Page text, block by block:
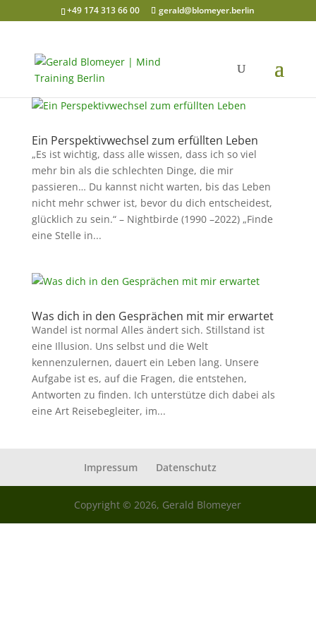
+49 174 313 66 00 gerald@blomeyer.berlin
Ein Perspektivwechsel zum erfüllten Leben
„Es ist wichtig, dass alle wissen, dass ich so viel
mehr bin als die schlechten Dinge, die mir
passieren… Du kannst nicht warten, bis das Leben
nicht mehr schwer ist, bevor du dich entscheidest,
glücklich zu sein.“ – Nightbirde (1990 –2022) „Finde
eine Stelle in...
Was dich in den Gesprächen mit mir erwartet
Wandel ist normal Alles ändert sich. Stillstand ist
eine Illusion. Uns selbst und die Welt
kennenzulernen, dauert ein Leben lang. Unsere
Aufgabe ist es, auf die Fragen, die entstehen,
Antworten zu finden. Ich unterstütze dich dabei als
eine Art Reisebegleiter, im...
Impressum Datenschutz
Copyright © 2026, Gerald Blomeyer